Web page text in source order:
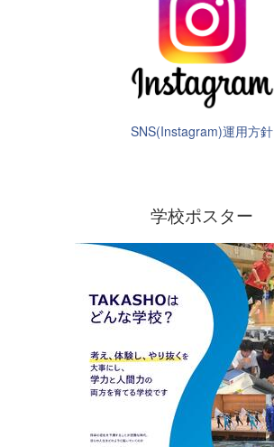
SNS(Instagram)運用方針
学校ポスター